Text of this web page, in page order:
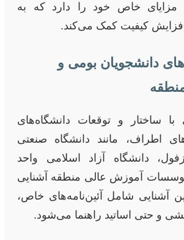
مزایای خاص خود را دارد که به
افزایش کیفیت کمک می‌کند.
دانشجویان بومی و
ساختار و توقعات دانشگاه‌های
اطراف، مانند دانشگاه صنعتی
دانشگاه آزاد اسلامی واحد
آموزش عالی منطقه آشنایی
آشنایی شامل آئین‌نامه‌های خاص،
و حتی اساتید راهنما می‌شود.